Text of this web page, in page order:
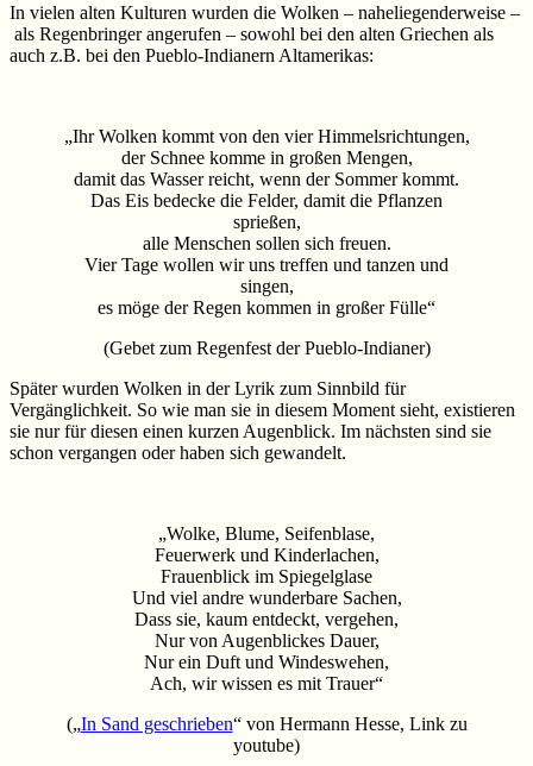
In vielen alten Kulturen wurden die Wolken – naheliegenderweise –
als Regenbringer angerufen – sowohl bei den alten Griechen als
auch z.B. bei den Pueblo-Indianern Altamerikas:
„Ihr Wolken kommt von den vier Himmelsrichtungen,
der Schnee komme in großen Mengen,
damit das Wasser reicht, wenn der Sommer kommt.
Das Eis bedecke die Felder, damit die Pflanzen
sprießen,
alle Menschen sollen sich freuen.
Vier Tage wollen wir uns treffen und tanzen und
singen,
es möge der Regen kommen in großer Fülle“
(Gebet zum Regenfest der Pueblo-Indianer)
Später wurden Wolken in der Lyrik zum Sinnbild für
Vergänglichkeit. So wie man sie in diesem Moment sieht, existieren
sie nur für diesen einen kurzen Augenblick. Im nächsten sind sie
schon vergangen oder haben sich gewandelt.
„Wolke, Blume, Seifenblase,
Feuerwerk und Kinderlachen,
Frauenblick im Spiegelglase
Und viel andre wunderbare Sachen,
Dass sie, kaum entdeckt, vergehen,
Nur von Augenblickes Dauer,
Nur ein Duft und Windeswehen,
Ach, wir wissen es mit Trauer“
(„In Sand geschrieben“ von Hermann Hesse, Link zu
youtube)